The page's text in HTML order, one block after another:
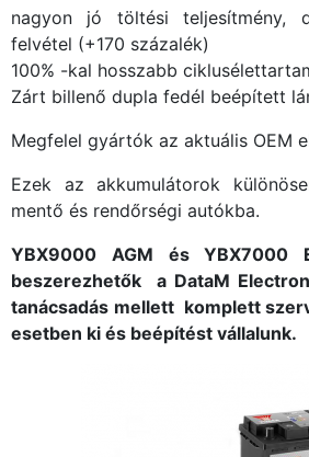
nagyon jó töltési teljesítmény,
felvétel (+170 százalék)
100% -kal hosszabb
Zárt billenő dupla fedél beépített
Megfelel gyártók az aktuális OEM
Ezek az akkumulátorok
mentő és rendőrségi autókba.
YBX9000 AGM és YBX7000
beszerezhetők a DataM
tanácsadás mellett komplett
esetben ki és beépítést vállalunk.